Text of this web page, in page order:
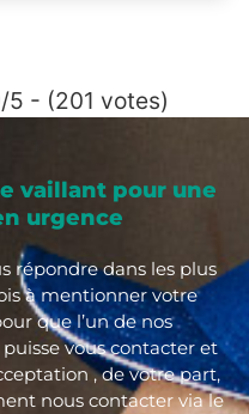
5 - (201 votes)
vaillant pour une
urgence
répondre dans les plus
à mentionner votre
que l’un de nos
vous contacter et
, de votre part,
nous contacter via le